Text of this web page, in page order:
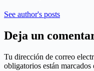
See author's posts
Deja un
Tu dirección de correo
obligatorios están marcados